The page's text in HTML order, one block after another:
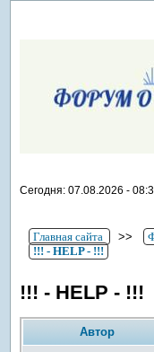
Сегодня: 07.08.2026 -
Главная сайта >>
!!! - HELP - !!!
!!! - HELP - !!!
Автор